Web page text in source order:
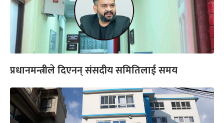
प्रधानमन्त्रीले दिएनन् संसदीय समितिलाई समय